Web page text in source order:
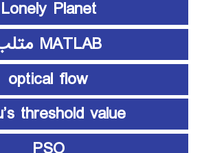
Lonely Planet
MATLAB متلب
optical flow
threshold value